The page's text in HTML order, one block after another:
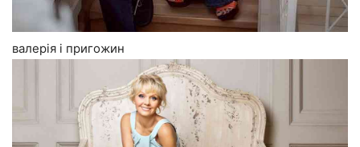
валерія і пригожин